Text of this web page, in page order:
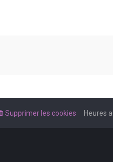
Heures
Supprimer les cookies